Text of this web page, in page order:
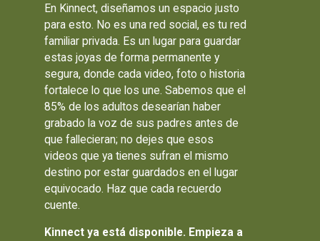
En Kinnect, diseñamos un espacio justo
para esto. No es una red social, es tu red
familiar privada. Es un lugar para guardar
estas joyas de forma permanente y
segura, donde cada video, foto o historia
fortalece lo que los une. Sabemos que el
85% de los adultos desearían haber
grabado la voz de sus padres antes de
que fallecieran; no dejes que esos
videos que ya tienes sufran el mismo
destino por estar guardados en el lugar
equivocado. Haz que cada recuerdo
cuente.
Kinnect ya está disponible. Empieza a